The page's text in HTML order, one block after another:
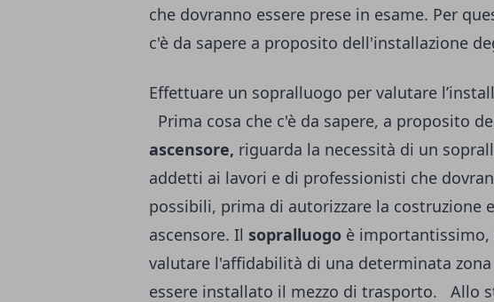
che dovranno essere prese in esame. Per
c'è da sapere a proposito dell'installazione
Effettuare un sopralluogo per valutare
Prima cosa che c'è da sapere, a proposito
ascensore, riguarda la necessità di un
addetti ai lavori e di professionisti che
possibili, prima di autorizzare la costruzione
ascensore. Il sopralluogo è
valutare l'affidabilità di una determinata
essere installato il mezzo di trasporto. Allo